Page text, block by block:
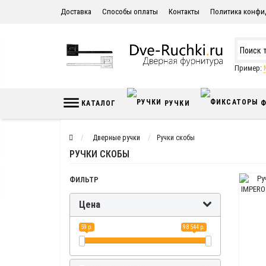
Доставка Способы оплаты Контакты Политика
Пример:
КАТАЛОГ РУЧКИ
Дверные ручки Ручки скобы
РУЧКИ СКОБЫ
ФИЛЬТР
Цена
59 р. 98 544 р.